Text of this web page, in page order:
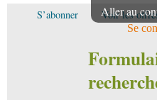
Aller au
S’abonner Voir les
Se